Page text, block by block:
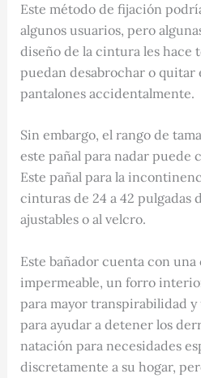
Este método de fijación
algunos usuarios, pero
diseño de la cintura les hace
puedan desabrochar o quitar
pantalones accidentalmente.
Sin embargo, el rango de
este pañal para nadar puede
Este pañal para la
cinturas de 24 a 42 pulgadas
ajustables o al velcro.
Este bañador cuenta con
impermeable, un forro
para mayor transpirabilidad y
para ayudar a detener los
natación para necesidades
discretamente a su hogar,